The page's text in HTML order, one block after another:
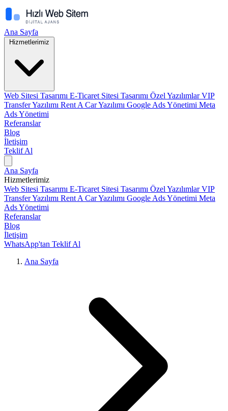
Ana Sayfa
Hizmetlerimiz
Web Sitesi Tasarımı E-Ticaret Sitesi Tasarımı Özel YazılımlarVIP
Transfer Yazılımı Rent A Car Yazılımı Google Ads Yönetimi Meta
Ads Yönetimi
Referanslar
Blog
İletişim
Teklif Al
Ana Sayfa
Hizmetlerimiz
Web Sitesi Tasarımı E-Ticaret Sitesi Tasarımı Özel YazılımlarVIP
Transfer Yazılımı Rent A Car Yazılımı Google Ads Yönetimi Meta
Ads Yönetimi
Referanslar
Blog
İletişim
WhatsApp'tan Teklif Al
Ana Sayfa